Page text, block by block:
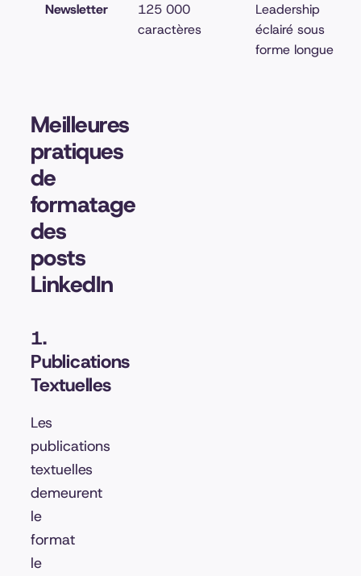
Newsletter
125 000
caractères
Leadership
éclairé sous
forme longue
Meilleures
pratiques
de
formatage
des
posts
LinkedIn
1.
Publications
Textuelles
Les
publications
textuelles
demeurent
le
format
le